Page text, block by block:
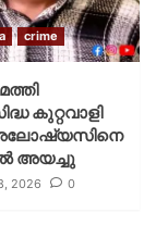
crime
കുറ്റവാളി
അയച്ചു
2026 0